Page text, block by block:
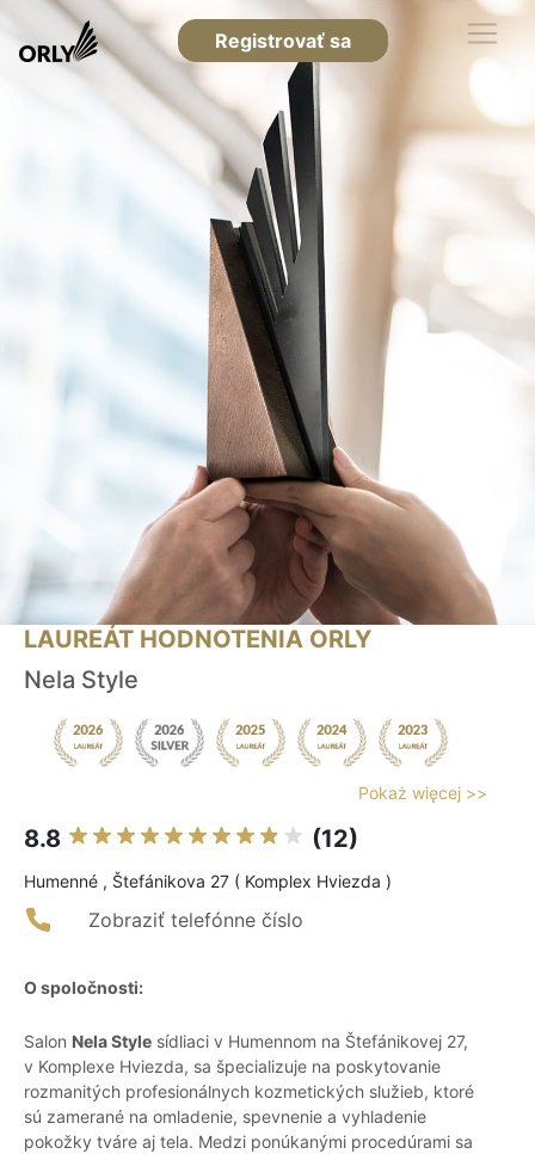
Registrovať sa
LAUREÁT HODNOTENIA ORLY
Nela Style
Pokaż więcej >>
8.8 (12)
Humenné , Štefánikova 27 ( Komplex Hviezda )
Zobraziť telefónne číslo
O spoločnosti:
Salon Nela Style sídliaci v Humennom na Štefánikovej 27,
v Komplexe Hviezda, sa špecializuje na poskytovanie
rozmanitých profesionálnych kozmetických služieb, ktoré
sú zamerané na omladenie, spevnenie a vyhladenie
pokožky tváre aj tela. Medzi ponúkanými procedúrami sa